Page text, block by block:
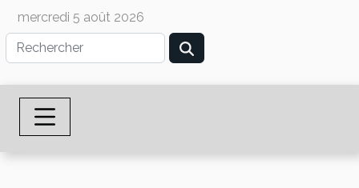
mercredi 5 août 2026